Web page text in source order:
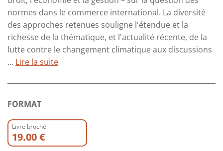
normes dans le commerce international. La diversité
des approches retenues souligne l'étendue et la
richesse de la thématique, et l'actualité récente, de la
lutte contre le changement climatique aux discussions
... Lire la suite
FORMAT
Livre broché
19.00 €